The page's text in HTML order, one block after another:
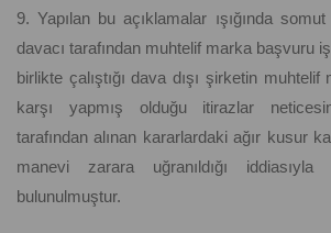
9. Yapılan bu açıklamalar ışığında
davacı tarafından muhtelif marka başvuru
birlikte çalıştığı dava dışı şirketin muhtelif
karşı yapmış olduğu itirazlar
tarafından alınan kararlardaki ağır kusur
manevi zarara uğranıldığı iddiasıyla
bulunulmuştur.